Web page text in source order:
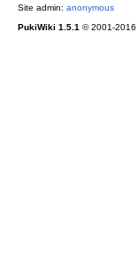
Site admin: anonymous
PukiWiki 1.5.1 © 2001-2016